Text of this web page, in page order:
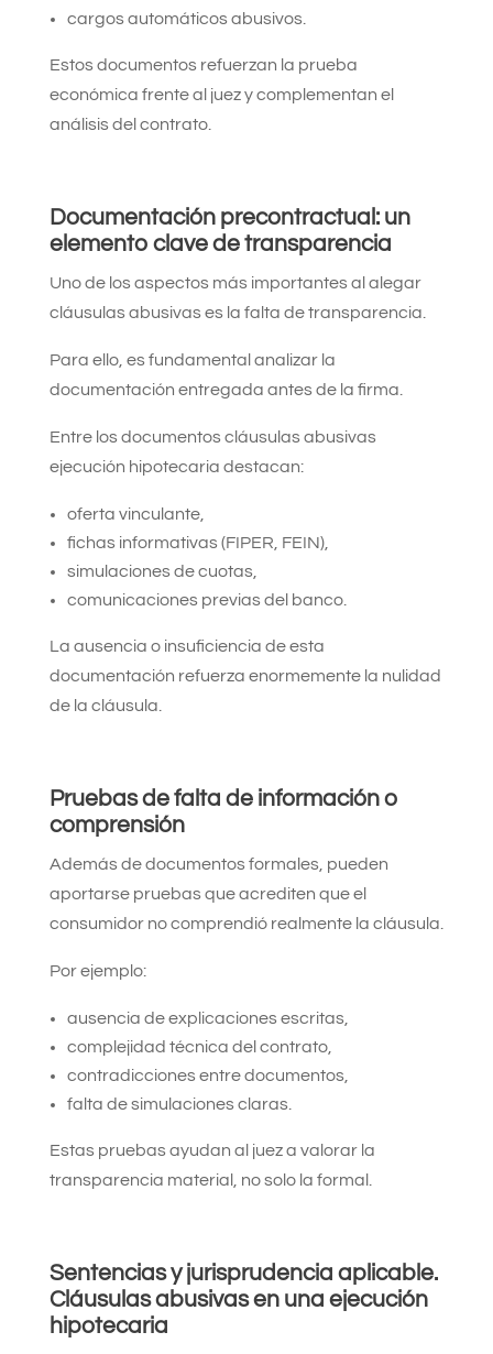
cargos automáticos abusivos.
Estos documentos refuerzan la prueba
económica frente al juez y complementan el
análisis del contrato.
Documentación precontractual: un
elemento clave de transparencia
Uno de los aspectos más importantes al alegar
cláusulas abusivas es la falta de transparencia.
Para ello, es fundamental analizar la
documentación entregada antes de la firma.
Entre los documentos cláusulas abusivas
ejecución hipotecaria destacan:
oferta vinculante,
fichas informativas (FIPER, FEIN),
simulaciones de cuotas,
comunicaciones previas del banco.
La ausencia o insuficiencia de esta
documentación refuerza enormemente la nulidad
de la cláusula.
Pruebas de falta de información o
comprensión
Además de documentos formales, pueden
aportarse pruebas que acrediten que el
consumidor no comprendió realmente la cláusula.
Por ejemplo:
ausencia de explicaciones escritas,
complejidad técnica del contrato,
contradicciones entre documentos,
falta de simulaciones claras.
Estas pruebas ayudan al juez a valorar la
transparencia material, no solo la formal.
Sentencias y jurisprudencia aplicable.
Cláusulas abusivas en una ejecución
hipotecaria